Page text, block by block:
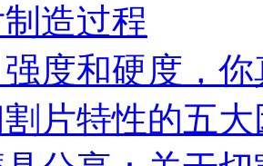
造过程
度和硬度，
片特性的五